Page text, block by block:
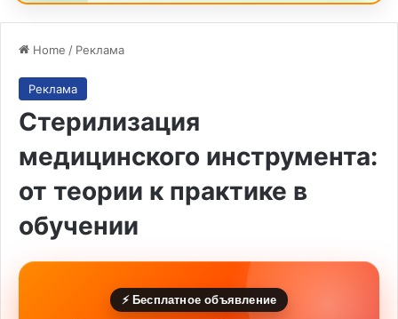
Home / Реклама
Реклама
Стерилизация
медицинского инструмента:
от теории к практике в
обучении
⚡ Бесплатное объявление